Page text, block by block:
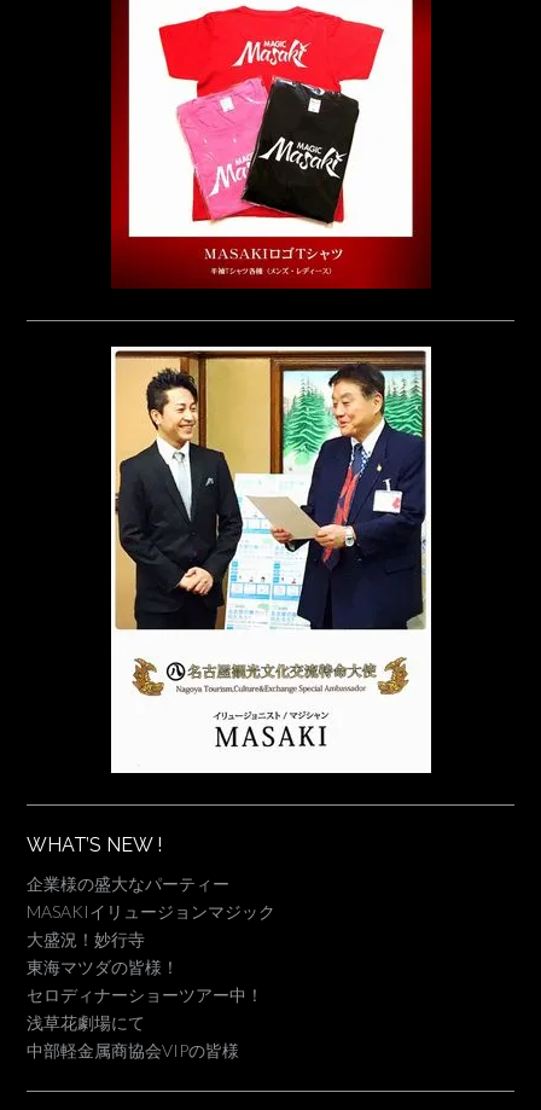
WHAT’S NEW !
企業様の盛大なパーティー
MASAKIイリュージョンマジック
大盛況！妙行寺
東海マツダの皆様！
セロディナーショーツアー中！
浅草花劇場にて
中部軽金属商協会VIPの皆様